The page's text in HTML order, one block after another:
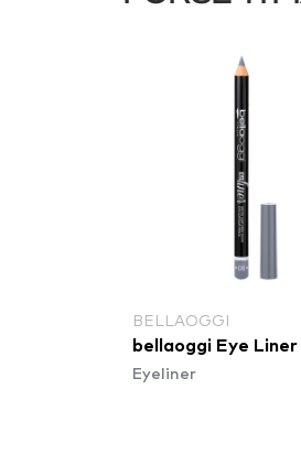
BELLAOGGI
bellaoggi Eye
Eyeliner